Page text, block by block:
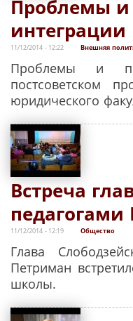
Проблемы и
интеграции
11/12/2014 - 12:22 Внешняя
Проблемы и
постсоветском
юридического
Встреча
11/12/2014 - 12:19 Общество
Глава
Петриман
школы.